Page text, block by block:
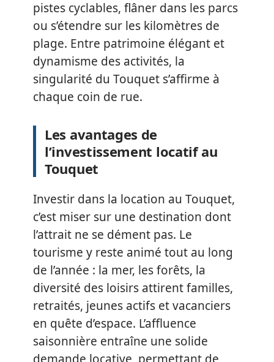
pistes cyclables, flâner dans les parcs
ou s’étendre sur les kilomètres de
plage. Entre patrimoine élégant et
dynamisme des activités, la
singularité du Touquet s’affirme à
chaque coin de rue.
Les avantages de
l’investissement locatif au
Touquet
Investir dans la location au Touquet,
c’est miser sur une destination dont
l’attrait ne se dément pas. Le
tourisme y reste animé tout au long
de l’année : la mer, les forêts, la
diversité des loisirs attirent familles,
retraités, jeunes actifs et vacanciers
en quête d’espace. L’affluence
saisonnière entraîne une solide